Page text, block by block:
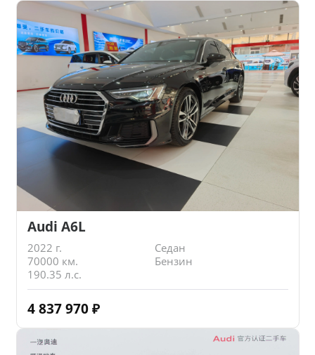
Audi A6L
2022 г.
Седан
70000 км.
Бензин
190.35 л.с.
4 837 970 ₽